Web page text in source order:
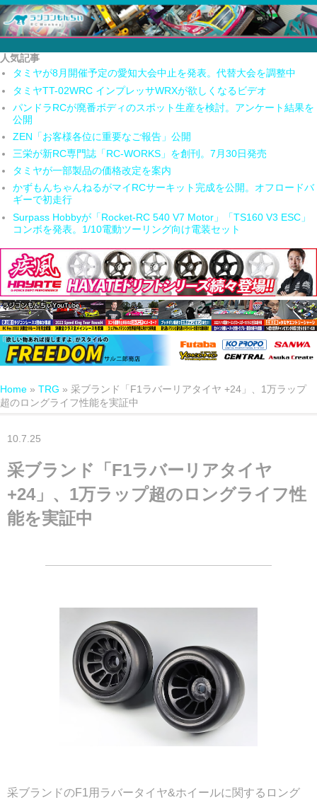
人気記事
タミヤが8月開催予定の愛知大会中止を発表。代替大会を調整中
タミヤTT-02WRC インプレッサWRXが欲しくなるビデオ
パンドラRCが廃番ボディのスポット生産を検討。アンケート結果を
公開
ZEN「お客様各位に重要なご報告」公開
三栄が新RC専門誌「RC-WORKS」を創刊。7月30日発売
タミヤが一部製品の価格改定を案内
かずもんちゃんねるがマイRCサーキット完成を公開。オフロードバ
ギーで初走行
Surpass Hobbyが「Rocket-RC 540 V7 Motor」「TS160 V3 ESC」
コンボを発表。1/10電動ツーリング向け電装セット
Home » TRG » 采ブランド「F1ラバーリアタイヤ +24」、1万ラップ
超のロングライフ性能を実証中
10.7.25
采ブランド「F1ラバーリアタイヤ
+24」、1万ラップ超のロングライフ性
能を実証中
采ブランドのF1用ラバータイヤ&ホイールに関するロング